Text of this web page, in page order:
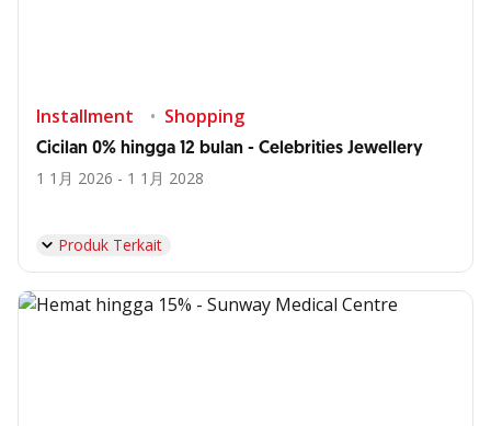
Installment Shopping
Cicilan 0% hingga 12 bulan - Celebrities Jewellery
1 1月 2026 - 1 1月 2028
Produk Terkait